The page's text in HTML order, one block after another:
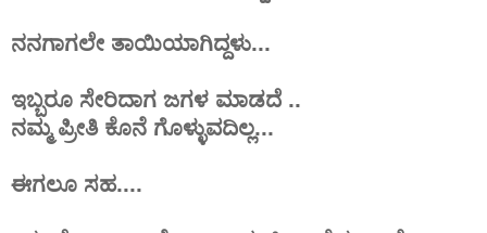
ನನಗಾಗಲೇ ತಾಯಿಯಾಗಿದ್ದಳು...
ಇಬ್ಬರೂ ಸೇರಿದಾಗ ಜಗಳ ಮಾಡದೆ ..
ನಮ್ಮ ಪ್ರೀತಿ ಕೊನೆ ಗೊಳ್ಳುವದಿಲ್ಲ...
ಈಗಲೂ ಸಹ....